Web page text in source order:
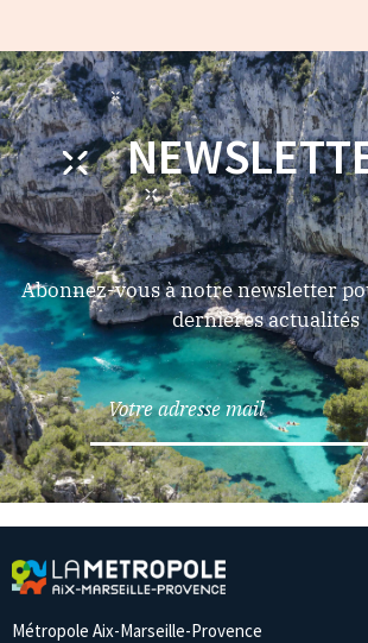
Abonnez-vous à notre newsletter
dernières actualités
Métropole Aix-Marseille-Provence